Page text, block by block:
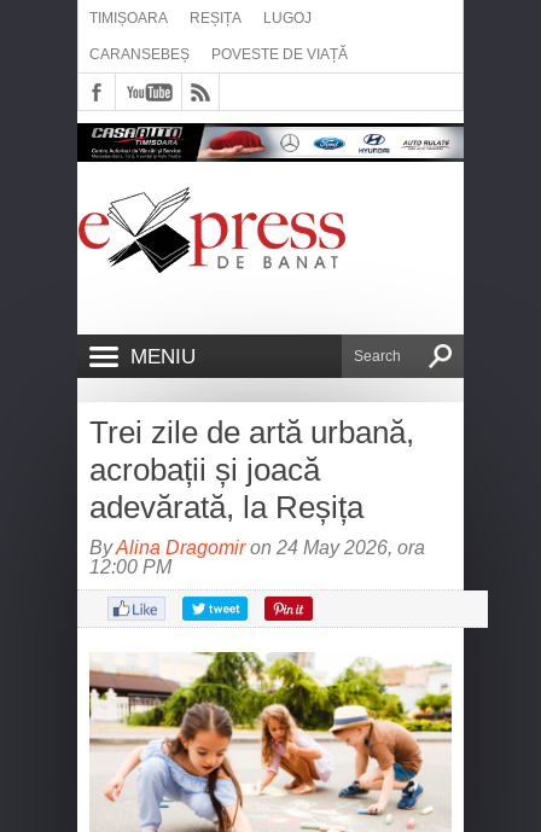
TIMIȘOARA REȘIȚA LUGOJ
CARANSEBEȘ POVESTE DE VIAȚĂ
MENIU
Trei zile de artă urbană,
acrobații și joacă
adevărată, la Reșița
ByAlina Dragomiron 24 May 2026, ora
12:00 PM